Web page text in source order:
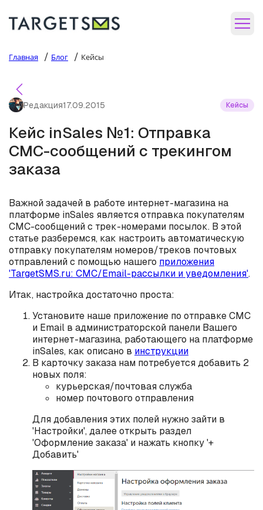
Главная / Блог / Кейсы
Редакция17.09.2015 Кейсы
Кейс inSales №1: Отправка
СМС-сообщений с трекингом
заказа
Важной задачей в работе интернет-магазина на
платформе inSales является отправка покупателям
СМС-сообщений с трек-номерами посылок. В этой
статье разберемся, как настроить автоматическую
отправку покупателям номеров/треков почтовых
отправлений с помощью нашего приложения
'TargetSMS.ru: СМС/Email-рассылки и уведомления'.
Итак, настройка достаточно проста:
Установите наше приложение по отправке СМС
и Email в администраторской панели Вашего
интернет-магазина, работающего на платформе
inSales, как описано в инструкции
В карточку заказа нам потребуется добавить 2
новых поля:
курьерская/почтовая служба
номер почтового отправления
Для добавления этих полей нужно зайти в
'Настройки', далее открыть раздел
'Оформление заказа' и нажать кнопку '+
Добавить'